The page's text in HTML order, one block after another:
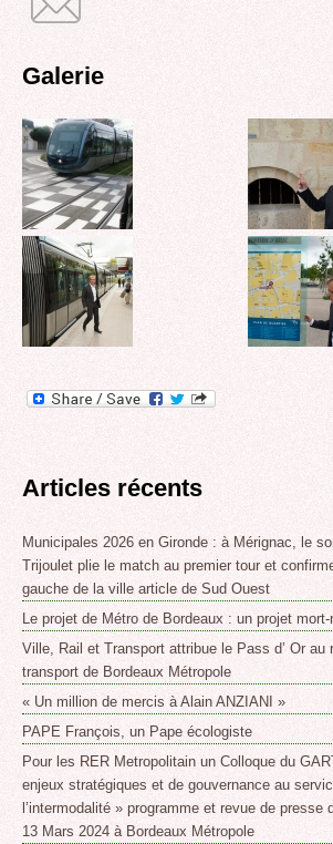
Galerie
Articles récents
Municipales 2026 en Gironde : à Mérignac, le
Trijoulet plie le match au premier tour et
gauche de la ville article de Sud Ouest
Le projet de Métro de Bordeaux : un projet mort-
Ville, Rail et Transport attribue le Pass d’ Or au
transport de Bordeaux Métropole
« Un million de mercis à Alain ANZIANI »
PAPE François, un Pape écologiste
Pour les RER Metropolitain un Colloque du
enjeux stratégiques et de gouvernance au
l’intermodalité » programme et revue de presse
13 Mars 2024 à Bordeaux Métropole